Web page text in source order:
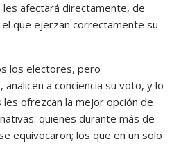
afectará directamente, de
que ejerzan correctamente su
los electores, pero
a conciencia su voto, y lo
ofrezcan la mejor opción de
quienes durante más de
equivocaron; los que en un solo